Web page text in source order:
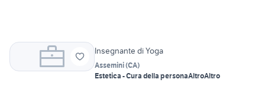
Insegnante di Yoga
Assemini(CA)
Estetica - Cura della personaAltroAltro